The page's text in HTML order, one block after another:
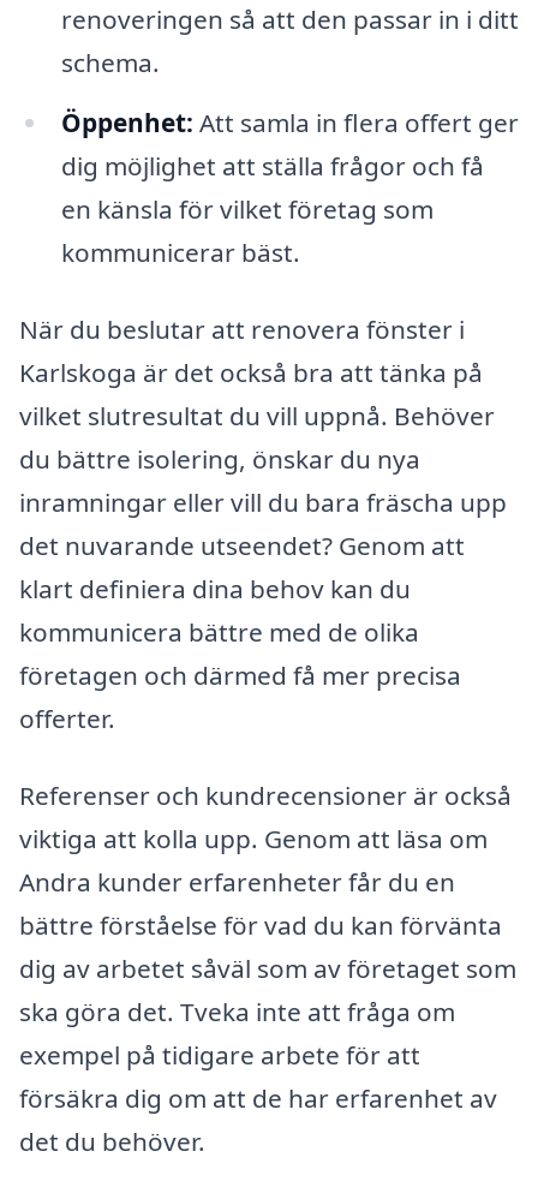
renoveringen så att den passar in i ditt
schema.
Öppenhet: Att samla in flera offert ger
dig möjlighet att ställa frågor och få
en känsla för vilket företag som
kommunicerar bäst.
När du beslutar att renovera fönster i
Karlskoga är det också bra att tänka på
vilket slutresultat du vill uppnå. Behöver
du bättre isolering, önskar du nya
inramningar eller vill du bara fräscha upp
det nuvarande utseendet? Genom att
klart definiera dina behov kan du
kommunicera bättre med de olika
företagen och därmed få mer precisa
offerter.
Referenser och kundrecensioner är också
viktiga att kolla upp. Genom att läsa om
Andra kunder erfarenheter får du en
bättre förståelse för vad du kan förvänta
dig av arbetet såväl som av företaget som
ska göra det. Tveka inte att fråga om
exempel på tidigare arbete för att
försäkra dig om att de har erfarenhet av
det du behöver.